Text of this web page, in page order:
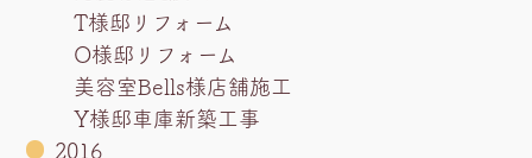
T様邸リフォーム
O様邸リフォーム
美容室Bells様店舗施工
Y様邸車庫新築工事
2016